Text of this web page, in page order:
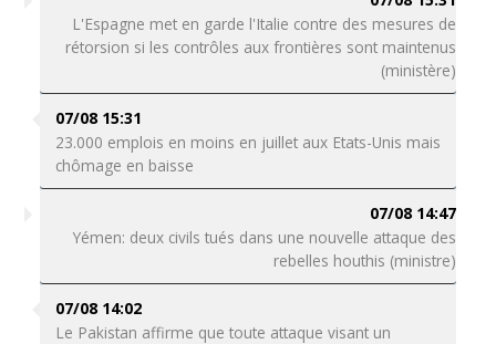
L'Espagne met en garde l'Italie contre des mesures de
rétorsion si les contrôles aux frontières sont maintenus
(ministère)
07/08 15:31
23.000 emplois en moins en juillet aux Etats-Unis mais
chômage en baisse
07/08 14:47
Yémen: deux civils tués dans une nouvelle attaque des
rebelles houthis (ministre)
07/08 14:02
Le Pakistan affirme que toute attaque visant un